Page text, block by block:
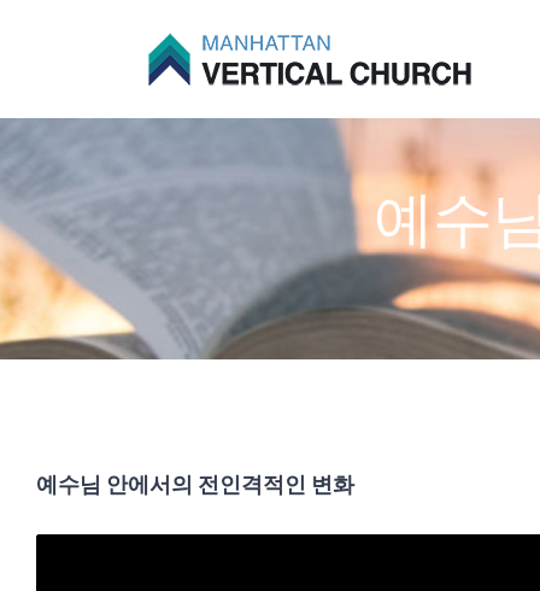
예수
예수님 안에서의 전인격적인 변화